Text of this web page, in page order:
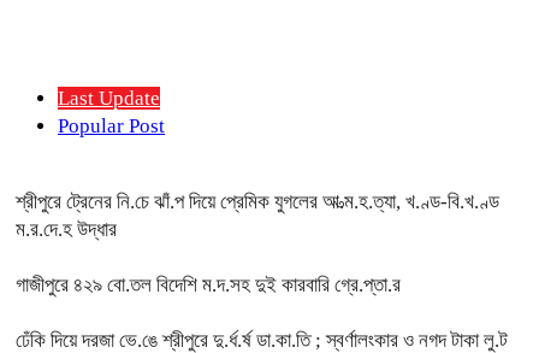
Last Update
Popular Post
শ্রীপুরে ট্রেনের নি.চে ঝাঁ.প দিয়ে প্রেমিক যুগলের আ.ত্ম.হ.ত্যা, খ.ণ্ড-বি.খ.ণ্ড
ম.র.দে.হ উদ্ধার
গাজীপুরে ৪২৯ বো.তল বিদেশি ম.দ.সহ দুই কারবারি গ্রে.প্তা.র
ঢেঁকি দিয়ে দরজা ভে.ঙে শ্রীপুরে দু.র্ধ.র্ষ ডা.কা.তি ; স্বর্ণালংকার ও নগদ টাকা লু.ট